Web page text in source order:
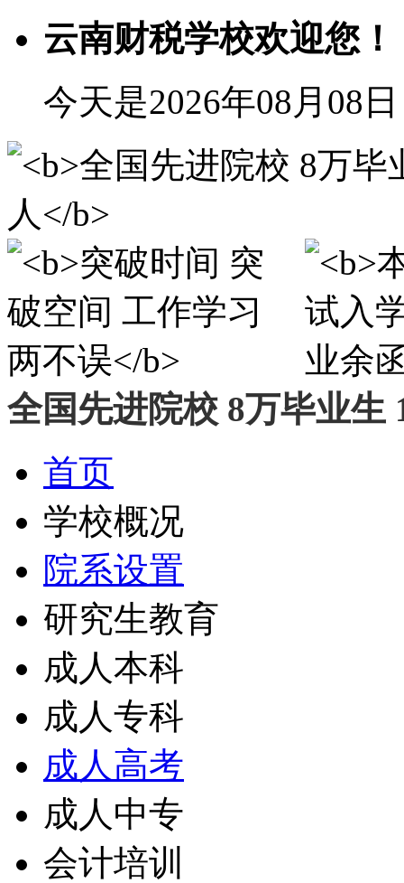
云南财税学校欢迎您！
今天是2026年08月08日
全国先进院校 8万毕业生
首页
学校概况
院系设置
研究生教育
成人本科
成人专科
成人高考
成人中专
会计培训